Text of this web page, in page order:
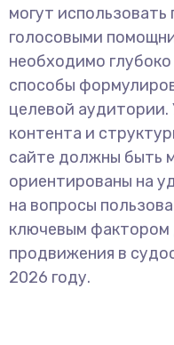
могут
голосовыми
необходимо
способы
целевой аудитории.
контента и
сайте должны быть
ориентированы на
на вопросы
ключевым фактором
продвижения в
2026 году.